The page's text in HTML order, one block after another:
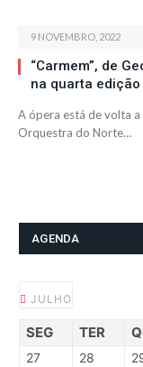
9 NOVEMBRO, 2022
“Carmem”, de
na quarta
A ópera está de volta
Orquestra do Norte…
AGENDA
JULHO
SEG TER
27 28